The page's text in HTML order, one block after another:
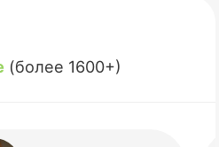
(более 1600+)